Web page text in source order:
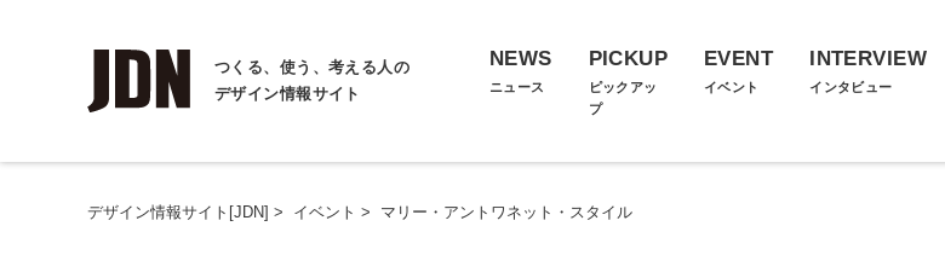
つくる、使う、考える人の
デザイン情報サイト
NEWS
ニュース
PICKUP
ピックアッ
プ
EVENT
イベント
INTERVIEW
インタビュー
デザイン情報サイト[JDN] > イベント > マリー・アントワネット・スタイル